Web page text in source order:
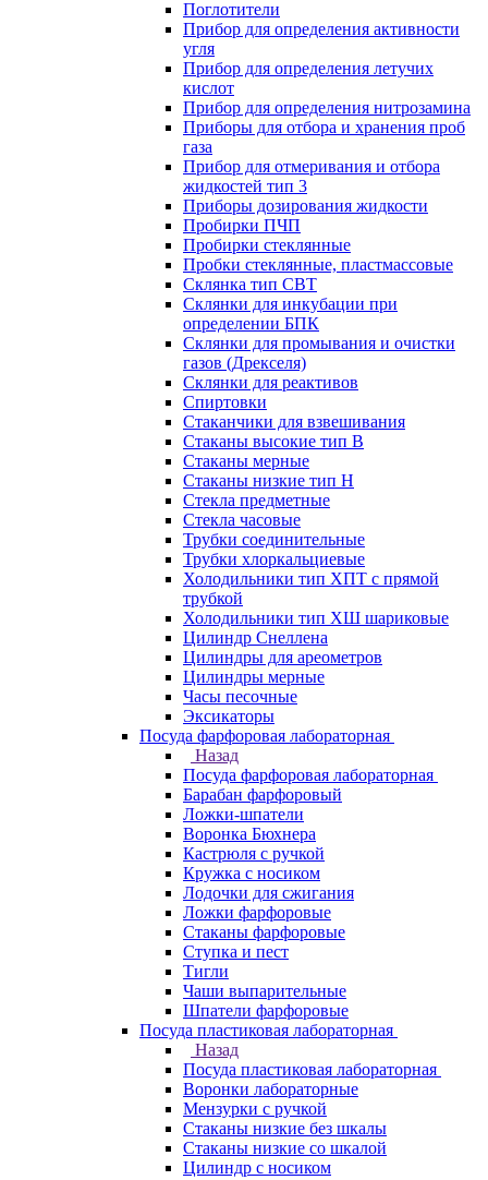
Поглотители
Прибор для определения активности
угля
Прибор для определения летучих
кислот
Прибор для определения нитрозамина
Приборы для отбора и хранения проб
газа
Прибор для отмеривания и отбора
жидкостей тип 3
Приборы дозирования жидкости
Пробирки ПЧП
Пробирки стеклянные
Пробки стеклянные, пластмассовые
Склянка тип СВТ
Склянки для инкубации при
определении БПК
Склянки для промывания и очистки
газов (Дрекселя)
Склянки для реактивов
Спиртовки
Стаканчики для взвешивания
Стаканы высокие тип В
Стаканы мерные
Стаканы низкие тип Н
Стекла предметные
Стекла часовые
Трубки соединительные
Трубки хлоркальциевые
Холодильники тип ХПТ с прямой
трубкой
Холодильники тип ХШ шариковые
Цилиндр Снеллена
Цилиндры для ареометров
Цилиндры мерные
Часы песочные
Эксикаторы
Посуда фарфоровая лабораторная
Назад
Посуда фарфоровая лабораторная
Барабан фарфоровый
Ложки-шпатели
Воронка Бюхнера
Кастрюля с ручкой
Кружка с носиком
Лодочки для сжигания
Ложки фарфоровые
Стаканы фарфоровые
Ступка и пест
Тигли
Чаши выпарительные
Шпатели фарфоровые
Посуда пластиковая лабораторная
Назад
Посуда пластиковая лабораторная
Воронки лабораторные
Мензурки с ручкой
Стаканы низкие без шкалы
Стаканы низкие со шкалой
Цилиндр с носиком